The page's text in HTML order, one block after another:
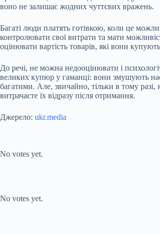
воно не залишає жодних чуттєвих вражень.
Багаті люди платять готівкою, коли це
контролювати свої витрати та мати
оцінювати вартість товарів, які вони
До речі, не можна недооцінювати і
великих купюр у гаманці: вони змушують
багатими. Але, звичайно, тільки в тому
витрачаєте їх відразу після отримання.
Джерело: ukr.media
No votes yet.
No votes yet.